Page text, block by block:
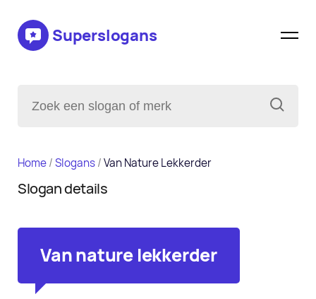
Superslogans
Home/Slogans/Van Nature Lekkerder
Slogan details
Van nature lekkerder